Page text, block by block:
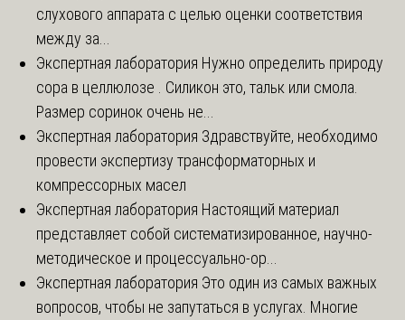
слухового аппарата с целью оценки соответствия
между за...
Экспертная лаборатория Нужно определить природу
сора в целлюлозе . Силикон это, тальк или смола.
Размер соринок очень не...
Экспертная лаборатория Здравствуйте, необходимо
провести экспертизу трансформаторных и
компрессорных масел
Экспертная лаборатория Настоящий материал
представляет собой систематизированное, научно-
методическое и процессуально-ор...
Экспертная лаборатория Это один из самых важных
вопросов, чтобы не запутаться в услугах. Многие